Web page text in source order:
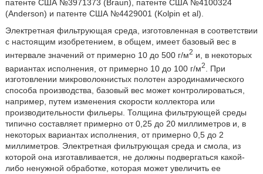
патенте США №3971373 (Braun), патенте США №4100324
(Anderson) и патенте США №4429001 (Kolpin et al).
Электретная фильтрующая среда, изготовленная в соответствии
с настоящим изобретением, в общем, имеет базовый вес в
интервале значений от примерно 10 до 500 г/м2 и, в некоторых
вариантах исполнения, от примерно 10 до 100 г/м2
. При
изготовлении микроволокнистых полотен аэродинамического
способа производства, базовый вес может контролироваться,
например, путем изменения скорости коллектора или
производительности фильеры. Толщина фильтрующей среды
типично составляет примерно от 0,25 до 20 миллиметров и, в
некоторых вариантах исполнения, от примерно 0,5 до 2
миллиметров. Электретная фильтрующая среда и смола, из
которой она изготавливается, не должны подвергаться какой-
либо ненужной обработке, которая может увеличить ее